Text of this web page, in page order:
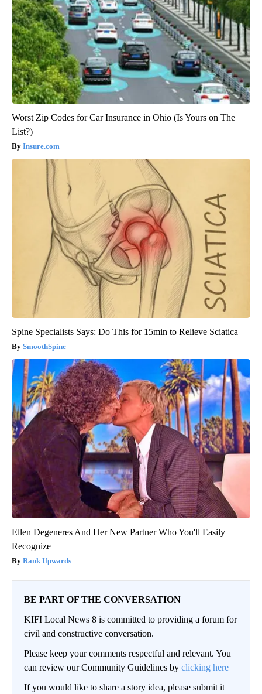
Worst Zip Codes for Car Insurance in Ohio (Is Yours on The
List?)
Insure.com
Spine Specialists Says: Do This for 15min to Relieve Sciatica
SmoothSpine
Ellen Degeneres And Her New Partner Who You'll Easily
Recognize
Rank Upwards
BE PART OF THE CONVERSATION
KIFI Local News 8 is committed to providing a forum for
civil and constructive conversation.
Please keep your comments respectful and relevant. You
can review our Community Guidelines by clicking here
If you would like to share a story idea, please submit it